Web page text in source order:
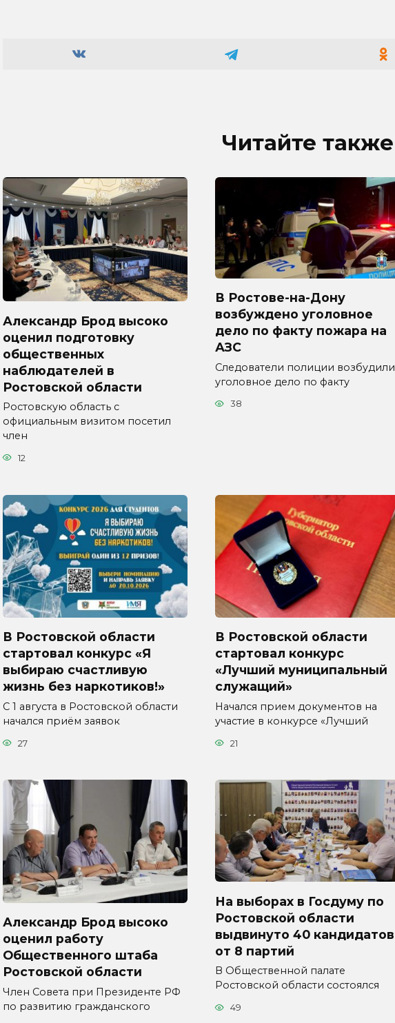
Читайте также
Александр Брод высоко
оценил подготовку
общественных
наблюдателей в
Ростовской области
Ростовскую область с
официальным визитом посетил
член
12
В Ростове-на-Дону
возбуждено уголовное
дело по факту пожара на
АЗС
Следователи полиции возбудили
уголовное дело по факту
38
В Ростовской области
стартовал конкурс «Я
выбираю счастливую
жизнь без наркотиков!»
С 1 августа в Ростовской области
начался приём заявок
27
В Ростовской области
стартовал конкурс
«Лучший муниципальный
служащий»
Начался прием документов на
участие в конкурсе «Лучший
21
Александр Брод высоко
оценил работу
Общественного штаба
Ростовской области
Член Совета при Президенте РФ
по развитию гражданского
На выборах в Госдуму по
Ростовской области
выдвинуто 40 кандидатов
от 8 партий
В Общественной палате
Ростовской области состоялся
49